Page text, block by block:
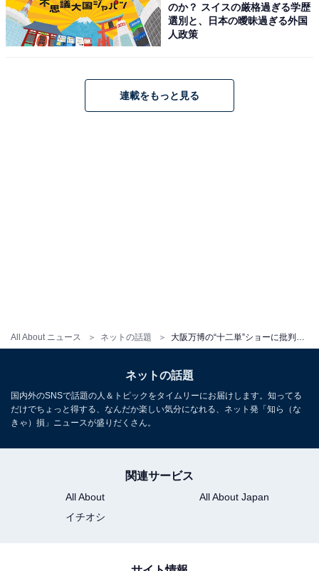
All About ニュース ネットの話題 大阪万博の“十二単”ショーに批判の声「宮内庁に事前に相談したの？」。研究者は“炎上覚悟で”申す
のか？ スイスの厳格過ぎる学歴
選別と、日本の曖昧過ぎる外国
人政策
連載をもっと見る
ネットの話題
国内外のSNSで話題の人＆トピックをタイムリーにお届けします。知ってる
だけでちょっと得する、なんだか楽しい気分になれる、ネット発「知ら（な
きゃ）損」ニュースが盛りだくさん。
関連サービス
All About
All About Japan
イチオシ